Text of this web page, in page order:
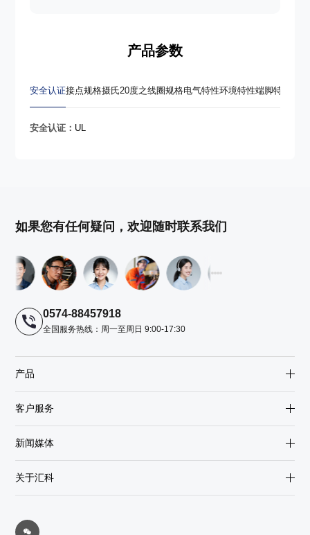
产品参数
安全认证接点规格摄氏20度之线圈规格电气特性环境特性端脚特性
安全认证： UL
如果您有任何疑问，欢迎随时联系我们
0574-88457918
全国服务热线：周一至周日 9:00-17:30
产品
客户服务
新闻媒体
关于汇科